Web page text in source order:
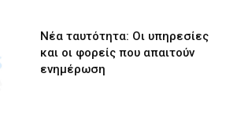
Νέα ταυτότητα: Οι υπηρεσίες
και οι φορείς που απαιτούν
ενημέρωση